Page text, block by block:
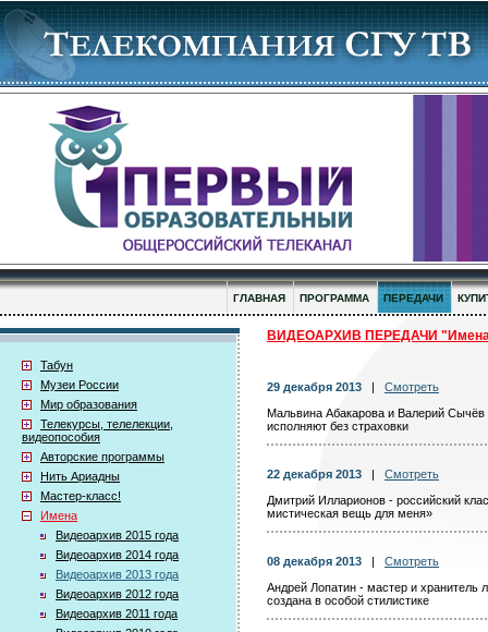
ГЛАВНАЯ ПРОГРАММА ПЕРЕДАЧИ
Табун
Музеи России
Мир образования
Телекурсы, телелекции,
видеопособия
Авторские программы
Нить Ариадны
Мастер-класс!
Имена
Видеоархив 2015 года
Видеоархив 2014 года
Видеоархив 2013 года
Видеоархив 2012 года
Видеоархив 2011 года
ВИДЕОАРХИВ ПЕРЕДАЧИ
29 декабря 2013
Смотреть
Мальвина Абакарова и Валерий
исполняют без страховки
22 декабря 2013
Смотреть
Дмитрий Илларионов - российский
мистическая вещь для меня»
08 декабря 2013
Смотреть
Андрей Лопатин - мастер и хранитель
создана в особой стилистике